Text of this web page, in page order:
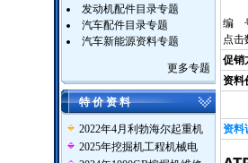
发动机配件目录专题
汽车配件目录专题
汽车新能源资料专题
更多专题
特 价 资 料
2022年4月利勃海尔起重机
2025年挖掘机工程机械电
编
点击
促销
资料
资料